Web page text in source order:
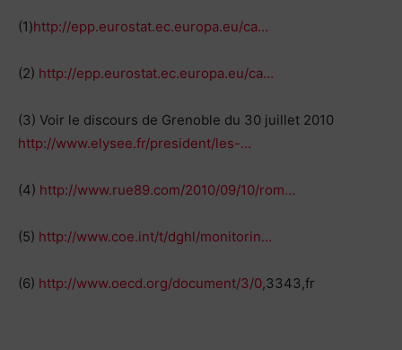
(1)http://epp.eurostat.ec.europa.eu/ca…
(2) http://epp.eurostat.ec.europa.eu/ca…
(3) Voir le discours de Grenoble du 30 juillet 2010
http://www.elysee.fr/president/les-…
(4) http://www.rue89.com/2010/09/10/rom…
(5) http://www.coe.int/t/dghl/monitorin…
(6) http://www.oecd.org/document/3/0,3343,fr